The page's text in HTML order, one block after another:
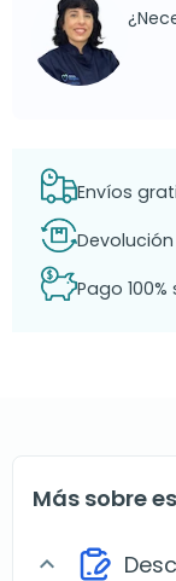
Envíos
Pago
Más sobre
expand_more